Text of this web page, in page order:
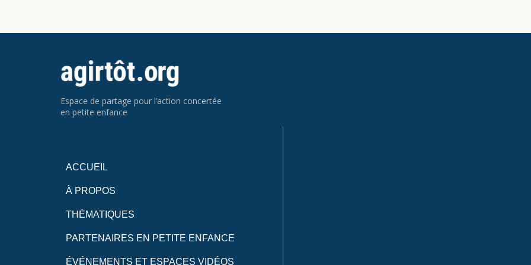
Espace de partage pour l’action concertée
en petite enfance
ACCUEIL
À PROPOS
THÉMATIQUES
PARTENAIRES EN PETITE ENFANCE
ÉVÉNEMENTS ET ESPACES VIDÉOS